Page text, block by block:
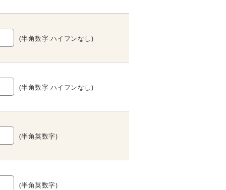
(半角数字 ハイフンなし)
(半角数字 ハイフンなし)
(半角英数字)
(半角英数字)